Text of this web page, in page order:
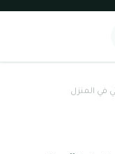
في المنزل